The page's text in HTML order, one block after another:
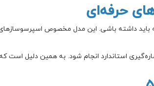
داشته باشی. این مدل مخصوص
استاندارد انجام شود. به همین دلیل است که